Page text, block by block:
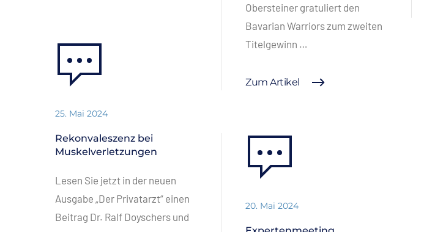
Obersteiner gratuliert den
Bavarian Warriors zum zweiten
Titelgewinn …
Zum Artikel
25. Mai 2024
Rekonvaleszenz bei
Muskelverletzungen
Lesen Sie jetzt in der neuen
Ausgabe „Der Privatarzt“ einen
Beitrag Dr. Ralf Doyschers und
20. Mai 2024